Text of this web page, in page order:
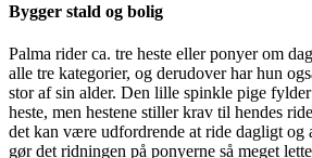
Bygger stald og bolig
Palma rider ca. tre heste eller ponyer om
alle tre kategorier, og derudover har hun
stor af sin alder. Den lille spinkle pige
heste, men hestene stiller krav til hendes
det kan være udfordrende at ride dagligt og
gør det ridningen på ponyerne så meget